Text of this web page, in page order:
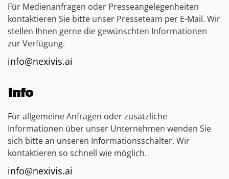
Für Medienanfragen oder Presseangelegenheiten
kontaktieren Sie bitte unser Presseteam per E-Mail. Wir
stellen Ihnen gerne die gewünschten Informationen
zur Verfügung.
info@nexivis.ai
Info
Für allgemeine Anfragen oder zusätzliche
Informationen über unser Unternehmen wenden Sie
sich bitte an unseren Informationsschalter. Wir
kontaktieren so schnell wie möglich.
info@nexivis.ai